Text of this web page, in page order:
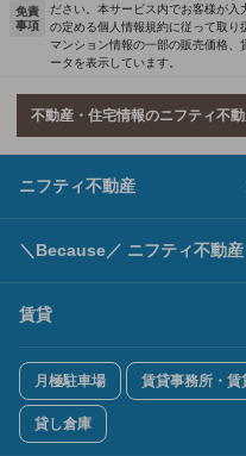
免責
事項
ださい。本サービス内でお客様が入
の定める個人情報規約に従って取り
マンション情報の一部の販売価格、
ータを表示しています。
不動産・住宅情報のニフティ不
ニフティ不動産
＼Because／ ニフティ不動産
賃貸
月極駐車場 賃貸事務所・賃
貸し倉庫